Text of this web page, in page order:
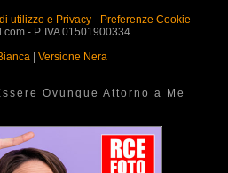
utilizzo e Privacy- Preferenze Cookie
- P. IVA 01501900334
Versione Nera
Ovunque Attorno a Me